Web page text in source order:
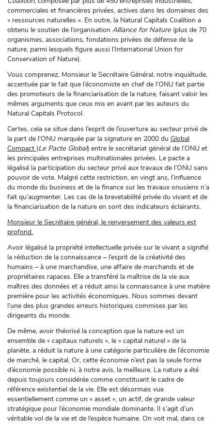
commerciales et financières privées, actives dans les domaines des
« ressources naturelles ». En outre, la Natural Capitals Coalition a
obtenu le soutien de l’organisation Alliance for Nature (plus de 70
organismes, associations, fondations privées de défense de la
nature, parmi lesquels figure aussi l’International Union for
Conservation of Nature).
Vous comprenez, Monsieur le Secrétaire Général, notre inquiétude,
accentuée par le fait que l’économiste en chef de l’ONU fait partie
des promoteurs de la financiarisation de la nature, faisant valoir les
mêmes arguments que ceux mis en avant par les auteurs du
Natural Capitals Protocol.
Certes, cela se situe dans l’esprit de l’ouverture au secteur privé de
la part de l’ONU marquée par la signature en 2000 du Global
Compact (Le Pacte Global) entre le secrétariat général de l’ONU et
les principales entreprises multinationales privées. Le pacte a
légalisé la participation du secteur privé aux travaux de l’ONU sans
pouvoir de vote. Malgré cette restriction, en vingt ans, l’influence
du monde du business et de la finance sur les travaux onusiens n’a
fait qu’augmenter. Les cas de la brevetabilité privée du vivant et de
la financiarisation de la nature en sont des indicateurs éclairants.
Monsieur le Secrétaire général, e renversement des valeurs est
profond.
Avoir légalisé la propriété intellectuelle privée sur le vivant a signifié
la réduction de la connaissance – l’esprit de la créativité des
humains – à une marchandise, une affaire de marchands et de
propriétaires rapaces. Elle a transféré la maîtrise de la vie aux
maîtres des données et a réduit ainsi la connaissance à une matière
première pour les activités économiques. Nous sommes devant
l’une des plus grandes erreurs historiques commises par les
dirigeants du monde.
De même, avoir théorisé la conception que la nature est un
ensemble de « capitaux naturels », le « capital naturel » de la
planète, a réduit la nature à une catégorie particulière de l’économie
de marché, le capital. Or, cette économie n’est pas la seule forme
d’économie possible ni, à notre avis, la meilleure. La nature a été
depuis toujours considérée comme constituant le cadre de
référence existentiel de la vie. Elle est désormais vue
essentiellement comme un « asset », un actif, de grande valeur
stratégique pour l’économie mondiale dominante. Il s’agit d’un
véritable vol de la vie et de l’espèce humaine. On voit mal, dans ce